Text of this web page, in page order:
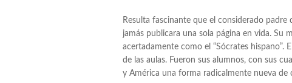
Resulta fascinante que el considerado
jamás publicara una sola página en vida.
acertadamente como el “Sócrates hispano”.
de las aulas. Fueron sus alumnos, con sus
y América una forma radicalmente nueva de